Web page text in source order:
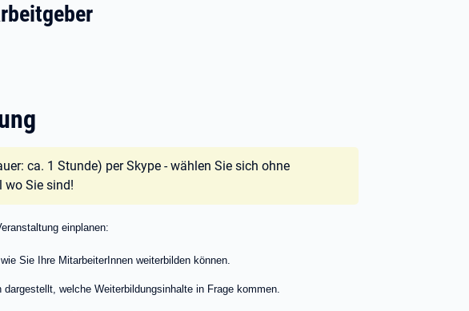
ca. 1 Stunde) per Skype - wählen Sie sich ohne
wo Sie sind!
einplanen:
Sie Ihre MitarbeiterInnen weiterbilden können.
dargestellt, welche Weiterbildungsinhalte in Frage kommen.